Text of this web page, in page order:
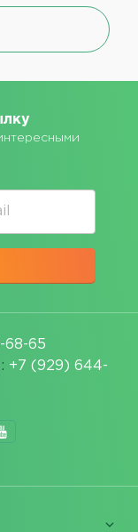
68-65
+7 (929) 644-